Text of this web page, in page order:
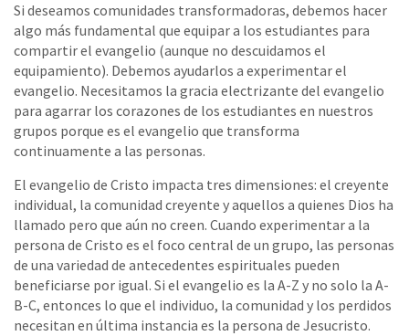
Si deseamos comunidades transformadoras, debemos hacer
algo más fundamental que equipar a los estudiantes para
compartir el evangelio (aunque no descuidamos el
equipamiento). Debemos ayudarlos a experimentar el
evangelio. Necesitamos la gracia electrizante del evangelio
para agarrar los corazones de los estudiantes en nuestros
grupos porque es el evangelio que transforma
continuamente a las personas.
El evangelio de Cristo impacta tres dimensiones: el creyente
individual, la comunidad creyente y aquellos a quienes Dios ha
llamado pero que aún no creen. Cuando experimentar a la
persona de Cristo es el foco central de un grupo, las personas
de una variedad de antecedentes espirituales pueden
beneficiarse por igual. Si el evangelio es la A-Z y no solo la A-
B-C, entonces lo que el individuo, la comunidad y los perdidos
necesitan en última instancia es la persona de Jesucristo.